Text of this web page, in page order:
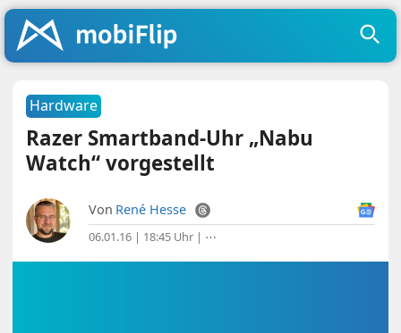
Hardware
Razer Smartband-Uhr „Nabu
Watch“ vorgestellt
Von René Hesse
06.01.16 | 18:45 Uhr | ⋯